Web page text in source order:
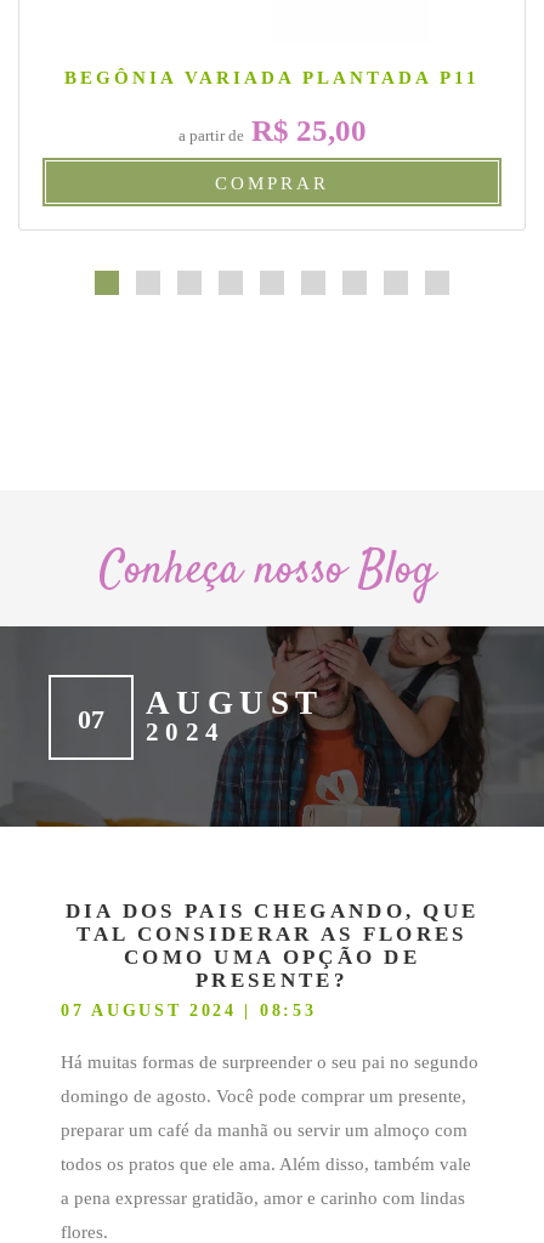
BEGÔNIA VARIADA PLANTADA P11
a partir deR$ 25,00
COMPRAR
Conheça nosso Blog
07 AUGUST
2024
DIA DOS PAIS CHEGANDO, QUE
TAL CONSIDERAR AS FLORES
COMO UMA OPÇÃO DE
PRESENTE?
07 AUGUST 2024 | 08:53
Há muitas formas de surpreender o seu pai no segundo
domingo de agosto. Você pode comprar um presente,
preparar um café da manhã ou servir um almoço com
todos os pratos que ele ama. Além disso, também vale
a pena expressar gratidão, amor e carinho com lindas
flores.